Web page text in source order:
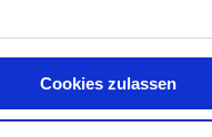
Cookies zulassen
Prozesse, Software